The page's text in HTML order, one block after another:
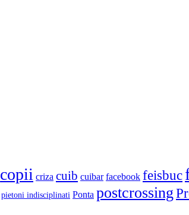
copii criza cuib cuibar facebook feisbuc
pietoni indisciplinati Ponta postcrossing